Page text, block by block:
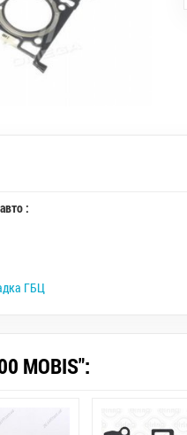
:
ГБЦ
MOBIS":